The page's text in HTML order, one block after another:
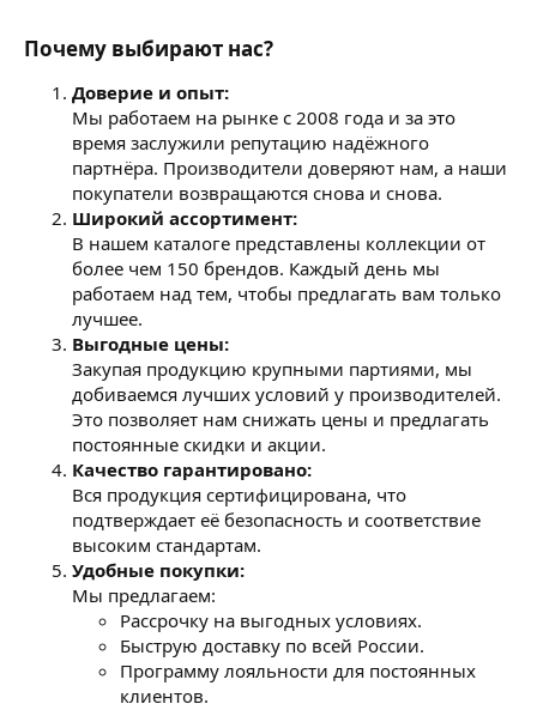
Почему выбирают нас?​
Доверие и опыт:
Мы работаем на рынке с 2008 года и за это
время заслужили репутацию надёжного
партнёра. Производители доверяют нам, а наши
покупатели возвращаются снова и снова.
Широкий ассортимент:
В нашем каталоге представлены коллекции от
более чем 150 брендов. Каждый день мы
работаем над тем, чтобы предлагать вам только
лучшее.
Выгодные цены:
Закупая продукцию крупными партиями, мы
добиваемся лучших условий у производителей.
Это позволяет нам снижать цены и предлагать
постоянные скидки и акции.
Качество гарантировано:
Вся продукция сертифицирована, что
подтверждает её безопасность и соответствие
высоким стандартам.
Удобные покупки:
Мы предлагаем:
Рассрочку на выгодных условиях.
Быструю доставку по всей России.
Программу лояльности для постоянных
клиентов.